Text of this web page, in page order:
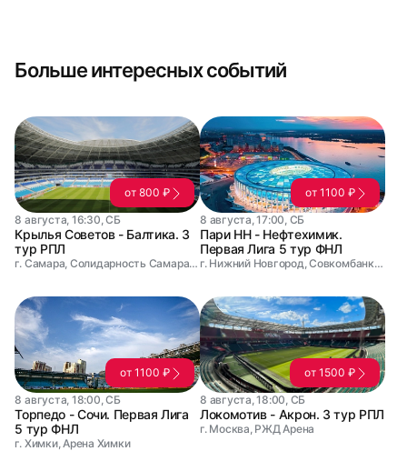
Больше интересных событий
от 800 ₽
8 августа, 16:30, СБ
Крылья Советов - Балтика. 3
тур РПЛ
г. Самара, Солидарность Самара Арена
от 1100 ₽
8 августа, 17:00, СБ
Пари НН - Нефтехимик.
Первая Лига 5 тур ФНЛ
г. Нижний Новгород, Совкомбанк Арена
от 1100 ₽
8 августа, 18:00, СБ
Торпедо - Сочи. Первая Лига
5 тур ФНЛ
г. Химки, Арена Химки
от 1500 ₽
8 августа, 18:00, СБ
Локомотив - Акрон. 3 тур РПЛ
г. Москва, РЖД Арена